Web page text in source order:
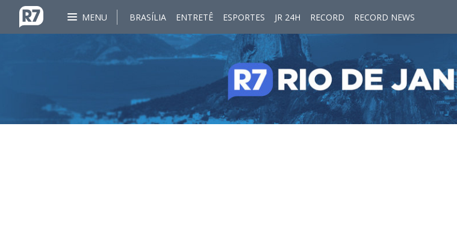
MENU BRASÍLIA ENTRETÊ ESPORTES JR 24H RECORD RECORD NEWS